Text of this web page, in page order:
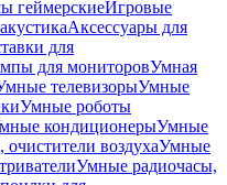
геймерскиеИгровые
Аксессуары для
для
для мониторовУмная
телевизорыУмные
Умные роботы
кондиционерыУмные
воздухаУмные
Умные радиочасы,